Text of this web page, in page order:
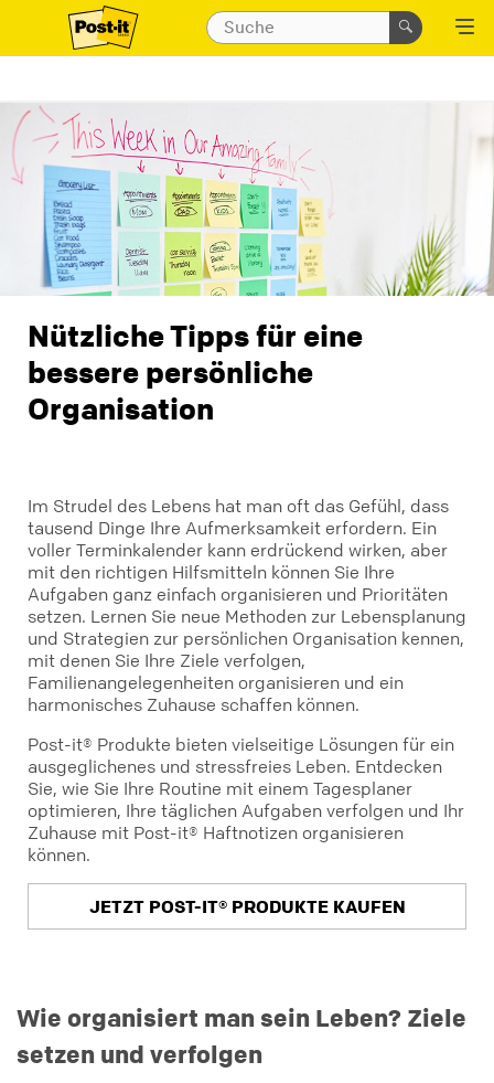
Nützliche Tipps für eine
bessere persönliche
Organisation
Im Strudel des Lebens hat man oft das Gefühl, dass
tausend Dinge Ihre Aufmerksamkeit erfordern. Ein
voller Terminkalender kann erdrückend wirken, aber
mit den richtigen Hilfsmitteln können Sie Ihre
Aufgaben ganz einfach organisieren und Prioritäten
setzen. Lernen Sie neue Methoden zur Lebensplanung
und Strategien zur persönlichen Organisation kennen,
mit denen Sie Ihre Ziele verfolgen,
Familienangelegenheiten organisieren und ein
harmonisches Zuhause schaffen können.
Post-it® Produkte bieten vielseitige Lösungen für ein
ausgeglichenes und stressfreies Leben. Entdecken
Sie, wie Sie Ihre Routine mit einem Tagesplaner
optimieren, Ihre täglichen Aufgaben verfolgen und Ihr
Zuhause mit Post-it® Haftnotizen organisieren
können.
JETZT POST-IT® PRODUKTE KAUFEN
Wie organisiert man sein Leben? Ziele
setzen und verfolgen